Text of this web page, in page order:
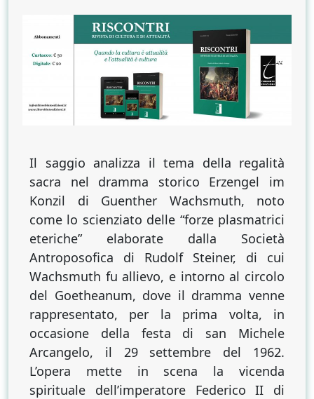
apologetico
e
dimensione
metatemporale
Federico
II
nel
dramma
storico
di
Guenther
Wachsmuth
Il saggio analizza il tema della regalità
sacra nel dramma storico Erzengel im
Konzil di Guenther Wachsmuth, noto
come lo scienziato delle “forze plasmatrici
eteriche” elaborate dalla Società
Antroposofica di Rudolf Steiner, di cui
Wachsmuth fu allievo, e intorno al circolo
del Goetheanum, dove il dramma venne
rappresentato, per la prima volta, in
occasione della festa di san Michele
Arcangelo, il 29 settembre del 1962.
L’opera mette in scena la vicenda
spirituale dell’imperatore Federico II di